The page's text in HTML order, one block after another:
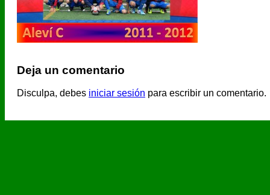
Deja un comentario
Disculpa, debes iniciar sesión para escribir un comentario.